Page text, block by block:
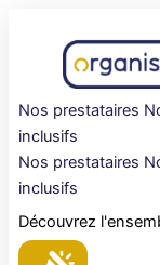
Nos prestataires
inclusifs
Nos prestataires
inclusifs
Découvrez